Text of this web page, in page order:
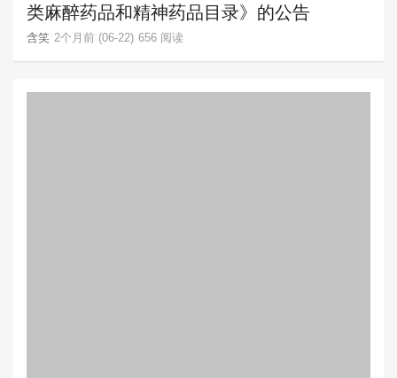
类麻醉药品和精神药品目录》的公告
含笑 2个月前 (06-22) 656 阅读